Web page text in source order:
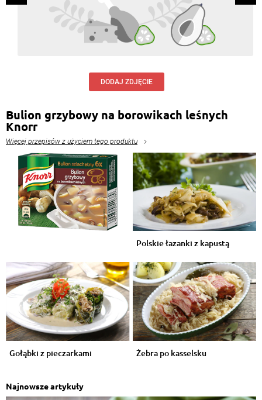
DODAJ ZDJĘCIE
Bulion grzybowy na borowikach leśnych
Knorr
Więcej przepisów z użyciem tego produktu
Polskie łazanki z kapustą
Gołąbki z pieczarkami Żebra po kasselsku
Najnowsze artykuły